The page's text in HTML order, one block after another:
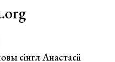
сінгл Анастасіі